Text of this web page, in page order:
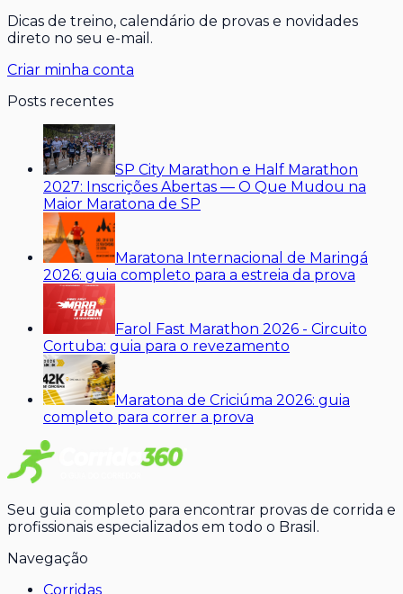
Dicas de treino, calendário de provas e novidades
direto no seu e-mail.
Criar minha conta
Posts recentes
SP City Marathon e Half Marathon
2027: Inscrições Abertas — O Que Mudou na
Maior Maratona de SP
Maratona Internacional de Maringá
2026: guia completo para a estreia da prova
Farol Fast Marathon 2026 - Circuito
Cortuba: guia para o revezamento
Maratona de Criciúma 2026: guia
completo para correr a prova
Seu guia completo para encontrar provas de corrida e
profissionais especializados em todo o Brasil.
Navegação
Corridas